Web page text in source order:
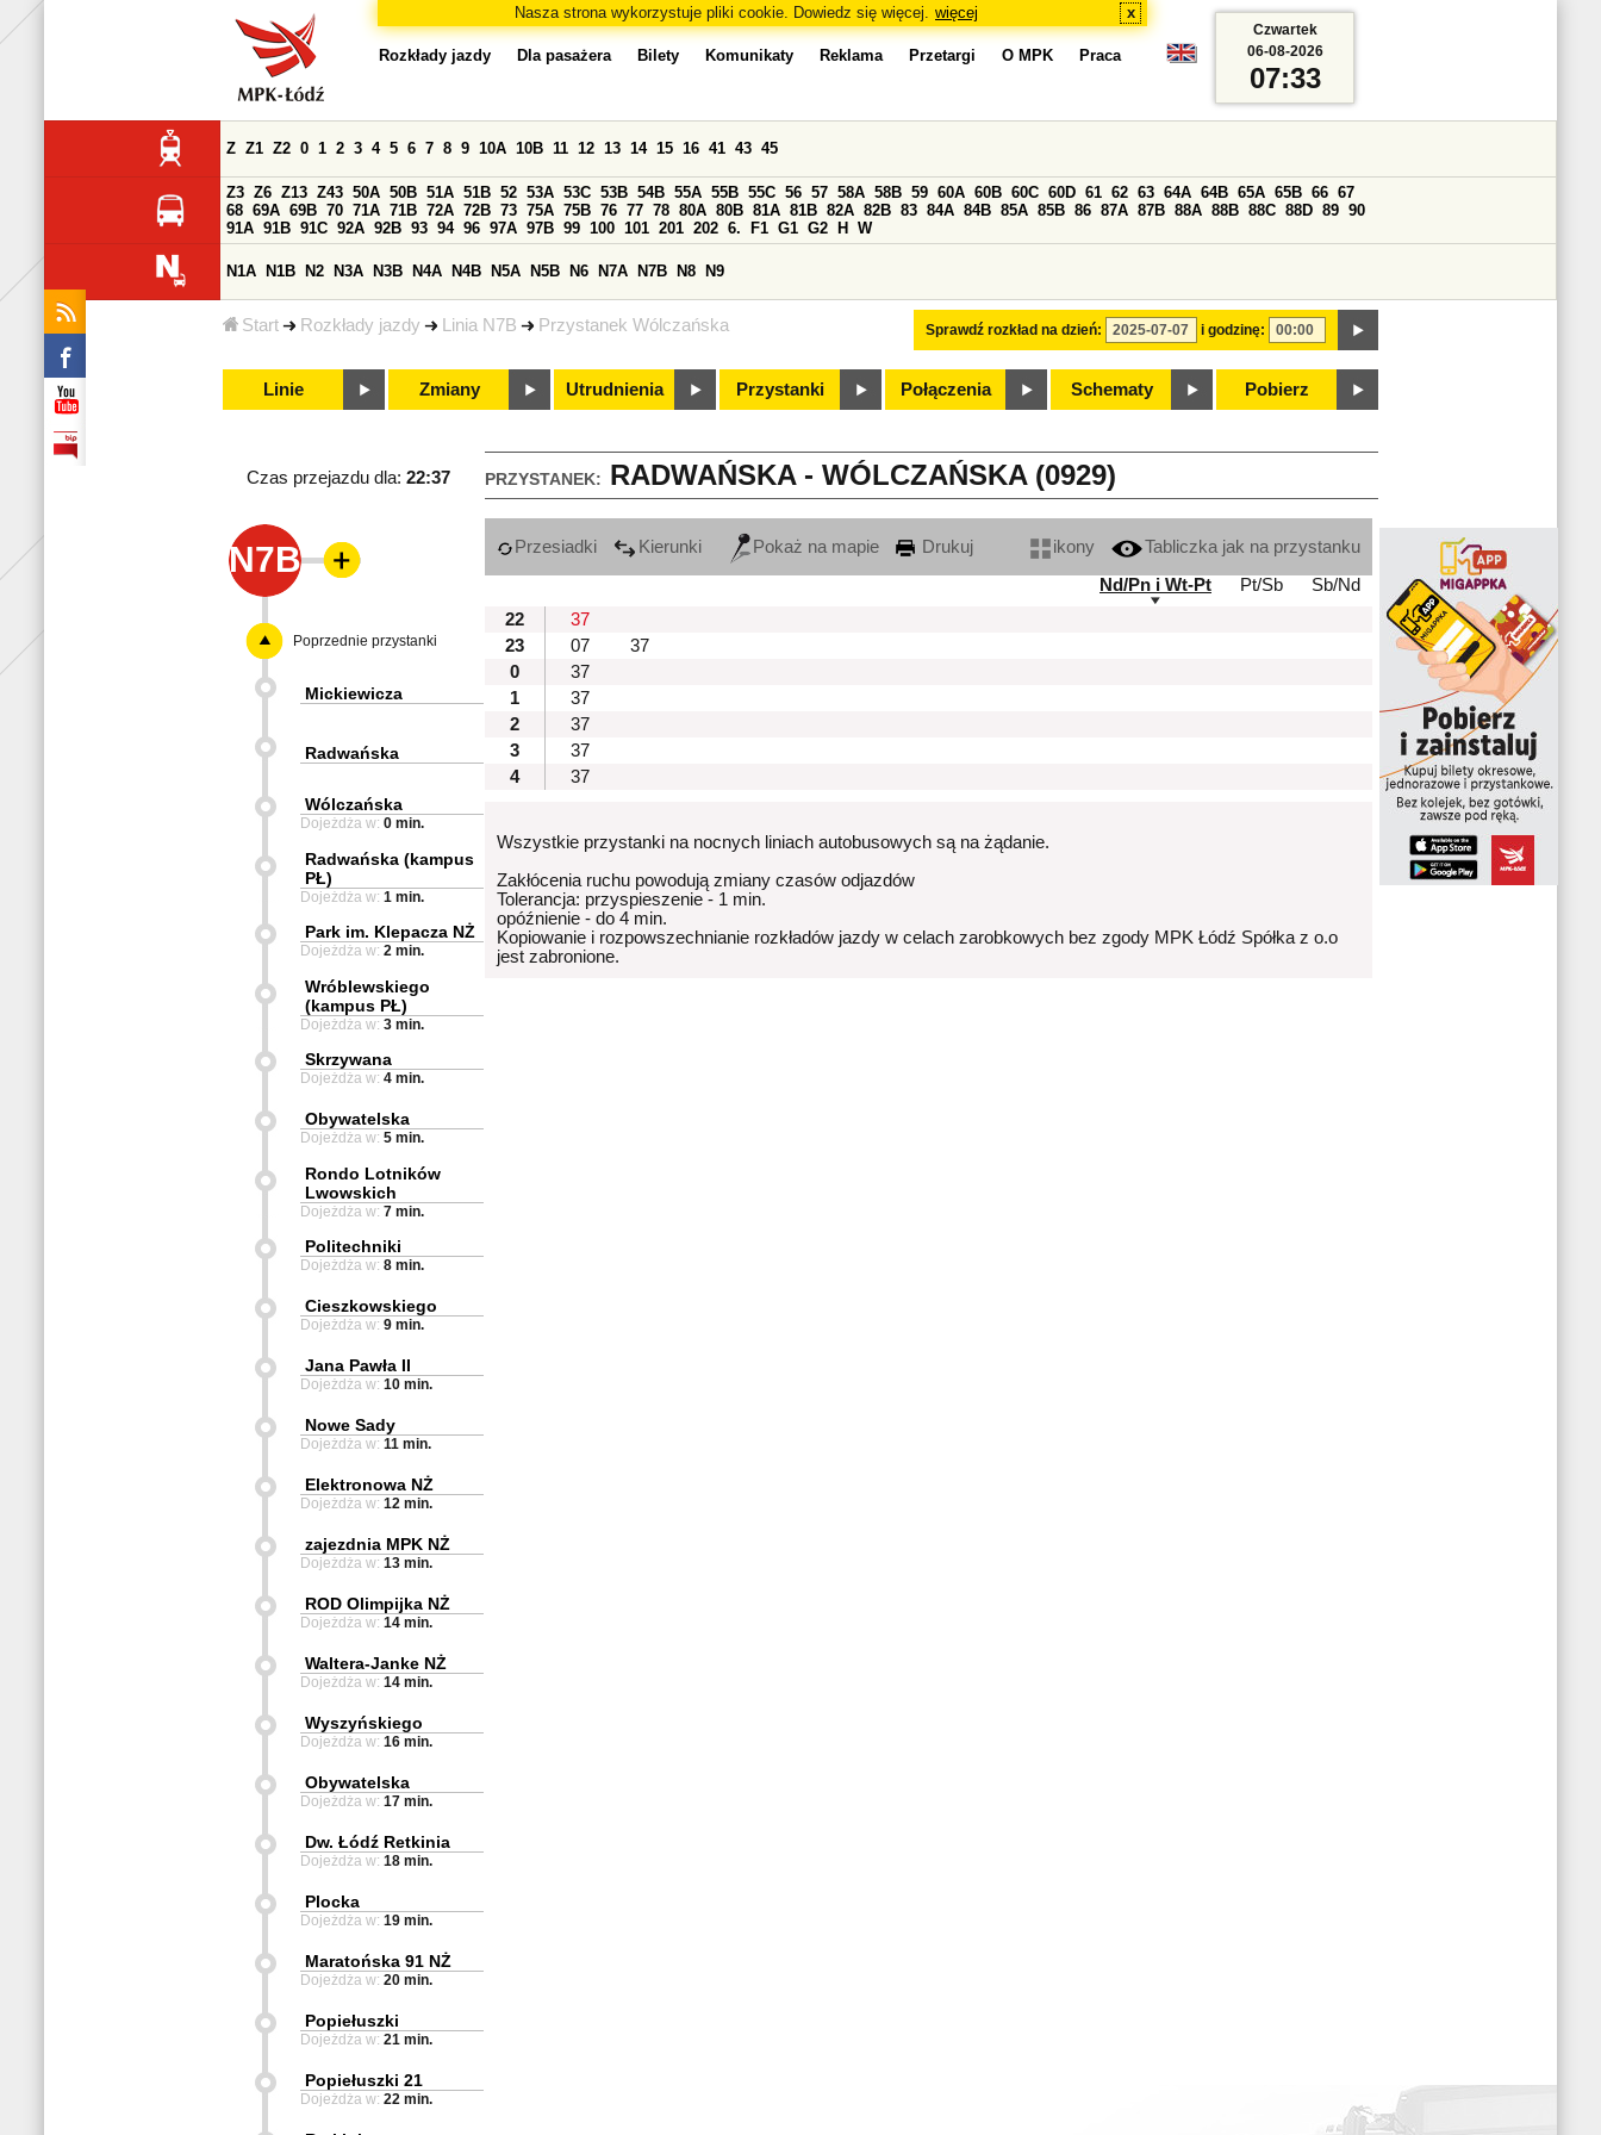
Nasza strona wykorzystuje pliki cookie. Dowiedz się więcej. więcej x
Start Rozkłady jazdy Linia N7B Przystanek Wólczańska
Rozkłady jazdy Dla pasażera Bilety Komunikaty Reklama Przetargi O MPK Praca
Sprawdź rozkład na dzień: i godzinę:
Z Z1 Z2 0 1 2 3 4 5 6 7 8 9 10A 10B 11 12 13 14 15 16 41 43 45
Z3 Z6 Z13 Z43 50A 50B 51A 51B 52 53A 53C 53B 54B 55A 55B 55C 56 57 58A 58B 59 60A 60B 60C 60D 61 62 63 64A 64B 65A 65B 66 67
68 69A 69B 70 71A 71B 72A 72B 73 75A 75B 76 77 78 80A 80B 81A 81B 82A 82B 83 84A 84B 85A 85B 86 87A 87B 88A 88B 88C 88D 89 90
91A 91B 91C 92A 92B 93 94 96 97A 97B 99 100 101 201 202 6. F1 G1 G2 H W
N1A N1B N2 N3A N3B N4A N4B N5A N5B N6 N7A N7B N8 N9
Linie Zmiany Utrudnienia Przystanki Połączenia Schematy Pobierz
Czwartek
06-08-2026
07:33
PRZYSTANEK: RADWAŃSKA - WÓLCZAŃSKA (0929)
Czas przejazdu dla: 22:37
N7B Przesiadki Kierunki Pokaż na mapie Drukuj ikony
Tabliczka jak na przystanku
Nd/Pn i Wt-Pt
Pt/Sb
Sb/Nd
22
37
23
07
37
0
37
1
37
2
37
3
37
4
37
Wszystkie przystanki na nocnych liniach autobusowych są na żądanie.
Zakłócenia ruchu powodują zmiany czasów odjazdów
Tolerancja: przyspieszenie - 1 min.
opóźnienie - do 4 min.
Kopiowanie i rozpowszechnianie rozkładów jazdy w celach zarobkowych bez zgody MPK Łódź Spółka z o.o
jest zabronione.
Poprzednie przystanki
Mickiewicza
Radwańska
Wólczańska
Dojeżdża w: 0 min.
Radwańska (kampus
PŁ)
Dojeżdża w: 1 min.
Park im. Klepacza NŻ
Dojeżdża w: 2 min.
Wróblewskiego
(kampus PŁ)
Dojeżdża w: 3 min.
Skrzywana
Dojeżdża w: 4 min.
Obywatelska
Dojeżdża w: 5 min.
Rondo Lotników
Lwowskich
Dojeżdża w: 7 min.
Politechniki
Dojeżdża w: 8 min.
Cieszkowskiego
Dojeżdża w: 9 min.
Jana Pawła II
Dojeżdża w: 10 min.
Nowe Sady
Dojeżdża w: 11 min.
Elektronowa NŻ
Dojeżdża w: 12 min.
zajezdnia MPK NŻ
Dojeżdża w: 13 min.
ROD Olimpijka NŻ
Dojeżdża w: 14 min.
Waltera-Janke NŻ
Dojeżdża w: 14 min.
Wyszyńskiego
Dojeżdża w: 16 min.
Obywatelska
Dojeżdża w: 17 min.
Dw. Łódź Retkinia
Dojeżdża w: 18 min.
Plocka
Dojeżdża w: 19 min.
Maratońska 91 NŻ
Dojeżdża w: 20 min.
Popiełuszki
Dojeżdża w: 21 min.
Popiełuszki 21
Dojeżdża w: 22 min.